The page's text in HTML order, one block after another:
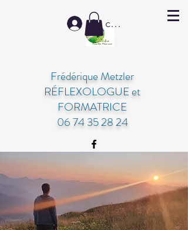
Frédérique Metzler
RÉFLEXOLOGUE et
FORMATRICE
06 74 35 28 24
Se connecter